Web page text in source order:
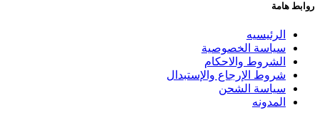
روابط هامة
الرئيسيه
سياسة الخصوصية
الشروط والاحكام
شروط الإرجاع والإستبدال
سياسة الشحن
المدونه